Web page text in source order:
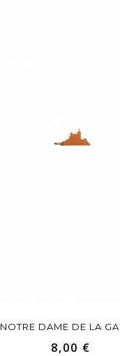
NOTRE DAME DE LA
8,00 €